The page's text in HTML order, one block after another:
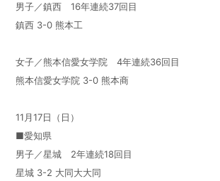
男子／鎮西 16年連続37回目
鎮西 3-0 熊本工
女子／熊本信愛女学院 4年連続36回目
熊本信愛女学院 3-0 熊本商
11月17日（日）
■愛知県
男子／星城 2年連続18回目
星城 3-2 大同大大同